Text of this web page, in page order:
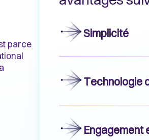
parce
Simplicité
Technologie
Engagement